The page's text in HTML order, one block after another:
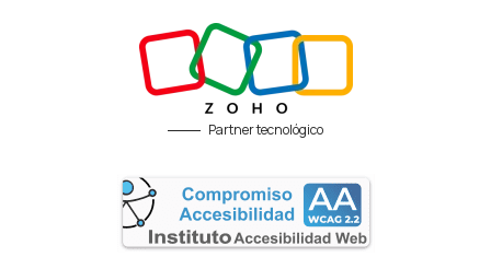
Partner tecnológico